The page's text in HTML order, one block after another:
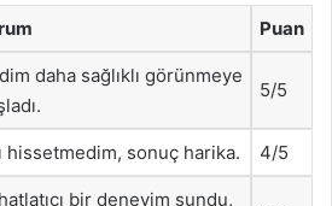
Puan
daha sağlıklı görünmeye
5/5
hissetmedim, sonuç harika. 4/5
bir deneyim sundu,